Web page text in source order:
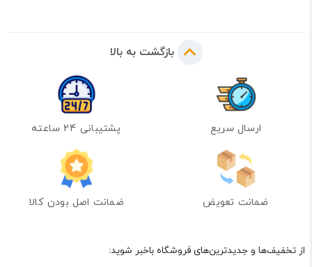
بازگشت به بالا
ارسال سریع پشتیبانی 24 ساعته
ضمانت تعویض ضمانت اصل بودن کالا
از تخفیف‌ها و جدیدترین‌های فروشگاه باخبر شوید: